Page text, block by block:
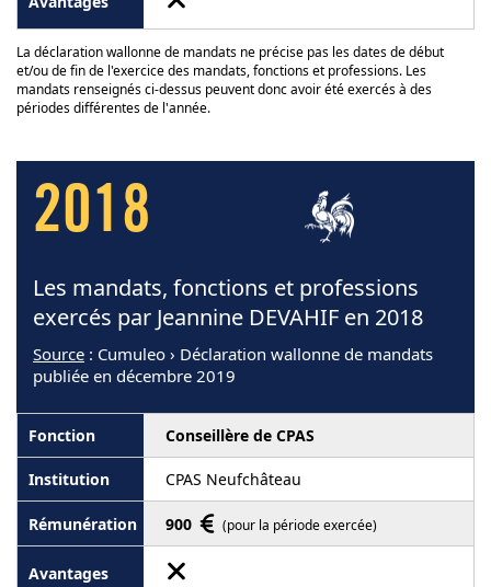
La déclaration wallonne de mandats ne précise pas les dates de début
et/ou de fin de l'exercice des mandats, fonctions et professions. Les
mandats renseignés ci-dessus peuvent donc avoir été exercés à des
périodes différentes de l'année.
2018
Les mandats, fonctions et professions
exercés par Jeannine DEVAHIF en 2018
Source : Cumuleo › Déclaration wallonne de mandats
publiée en décembre 2019
Conseillère de CPAS
CPAS Neufchâteau
900 (pour la période exercée)